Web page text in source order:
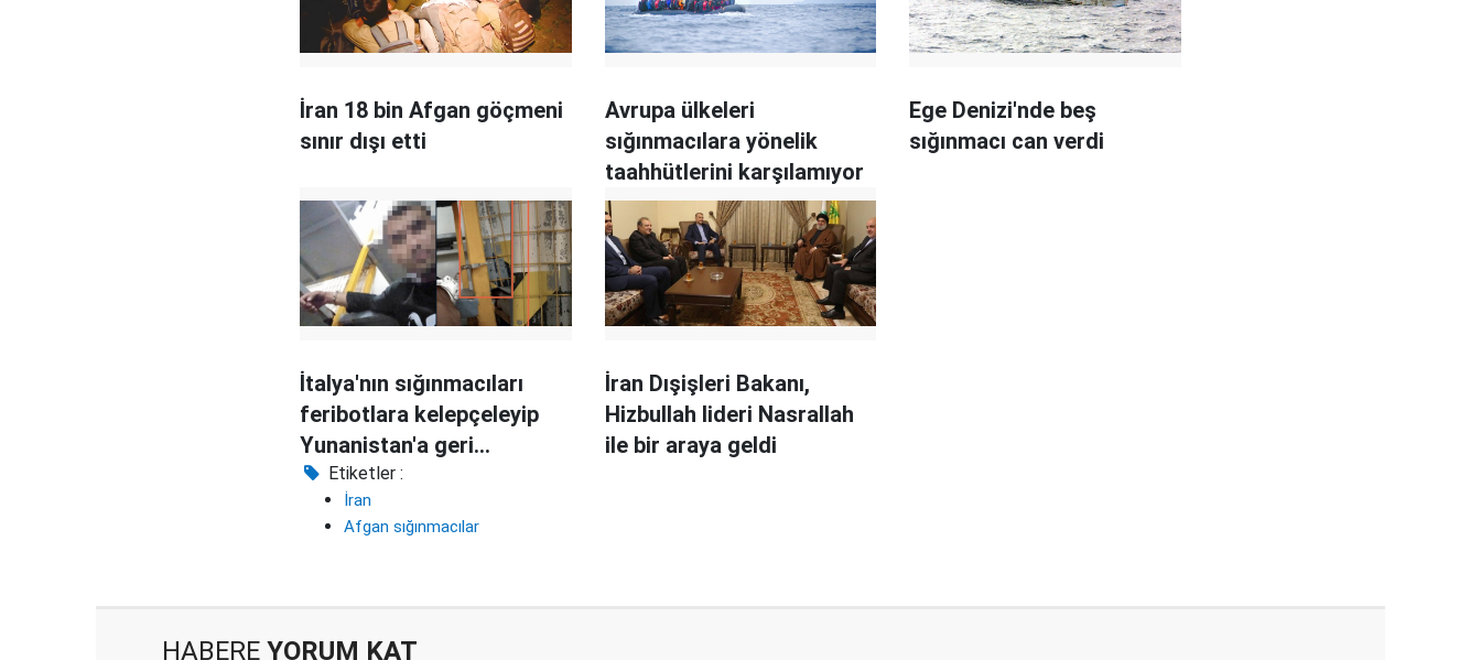
İran 18 bin Afgan göçmeni
sınır dışı etti
Avrupa ülkeleri
sığınmacılara yönelik
taahhütlerini karşılamıyor
Ege Denizi'nde beş
sığınmacı can verdi
İtalya'nın sığınmacıları
feribotlara kelepçeleyip
Yunanistan'a geri
götürdüğü ortaya çıktı
İran Dışişleri Bakanı,
Hizbullah lideri Nasrallah
ile bir araya geldi
Etiketler :
İran
Afgan sığınmacılar
HABERE YORUM KAT